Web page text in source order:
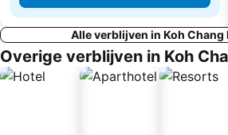
Alle verblijven in Koh Chang
Overige verblijven in Koh